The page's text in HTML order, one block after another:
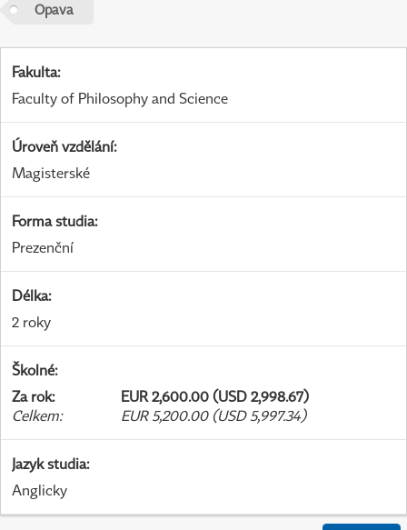
Opava
Fakulta:
Faculty of Philosophy and Science
Úroveň vzdělání:
Magisterské
Forma studia:
Prezenční
Délka:
2 roky
Školné:
Za rok:
EUR 2,600.00 (USD 2,998.67)
Celkem: EUR 5,200.00 (USD 5,997.34)
Jazyk studia:
Anglicky